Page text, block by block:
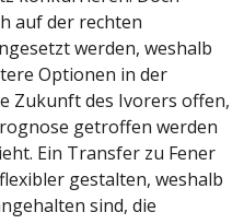
auf der rechten
werden, weshalb
Optionen in der
Zukunft des Ivorers offen,
getroffen werden
Ein Transfer zu Fener
gestalten, weshalb
sind, die